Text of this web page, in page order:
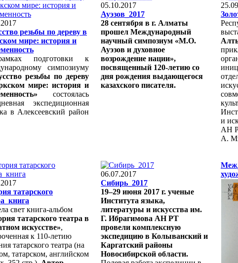
резьбы по дереву в
мире: история и
подготовки к
симпозиуму
резьбы по дереву
мире: история и
состоялась
экспедиционная
в Алексеевский район
05.10.2017
Ауэзов_2017
28 сентября в г. Алматы
прошел Международный
научный симпозиум «М.О.
Ауэзов и духовное
возрождение нации»,
посвященный 120-летию со
дня рождения выдающегося
казахского писателя.
и
АН
А.
татарского
свет книга-альбом
татарского театра в
искусстве»,
к 110-летию
татарского театра (на
татарском, английском
06.07.2017
Сибирь_2017
19–29 июня 2017 г. ученые
Института языка,
литературы и искусства им.
Г. Ибрагимова АН РТ
провели комплексную
экспедицию в Колыванский и
Каргатский районы
Новосибирской области.